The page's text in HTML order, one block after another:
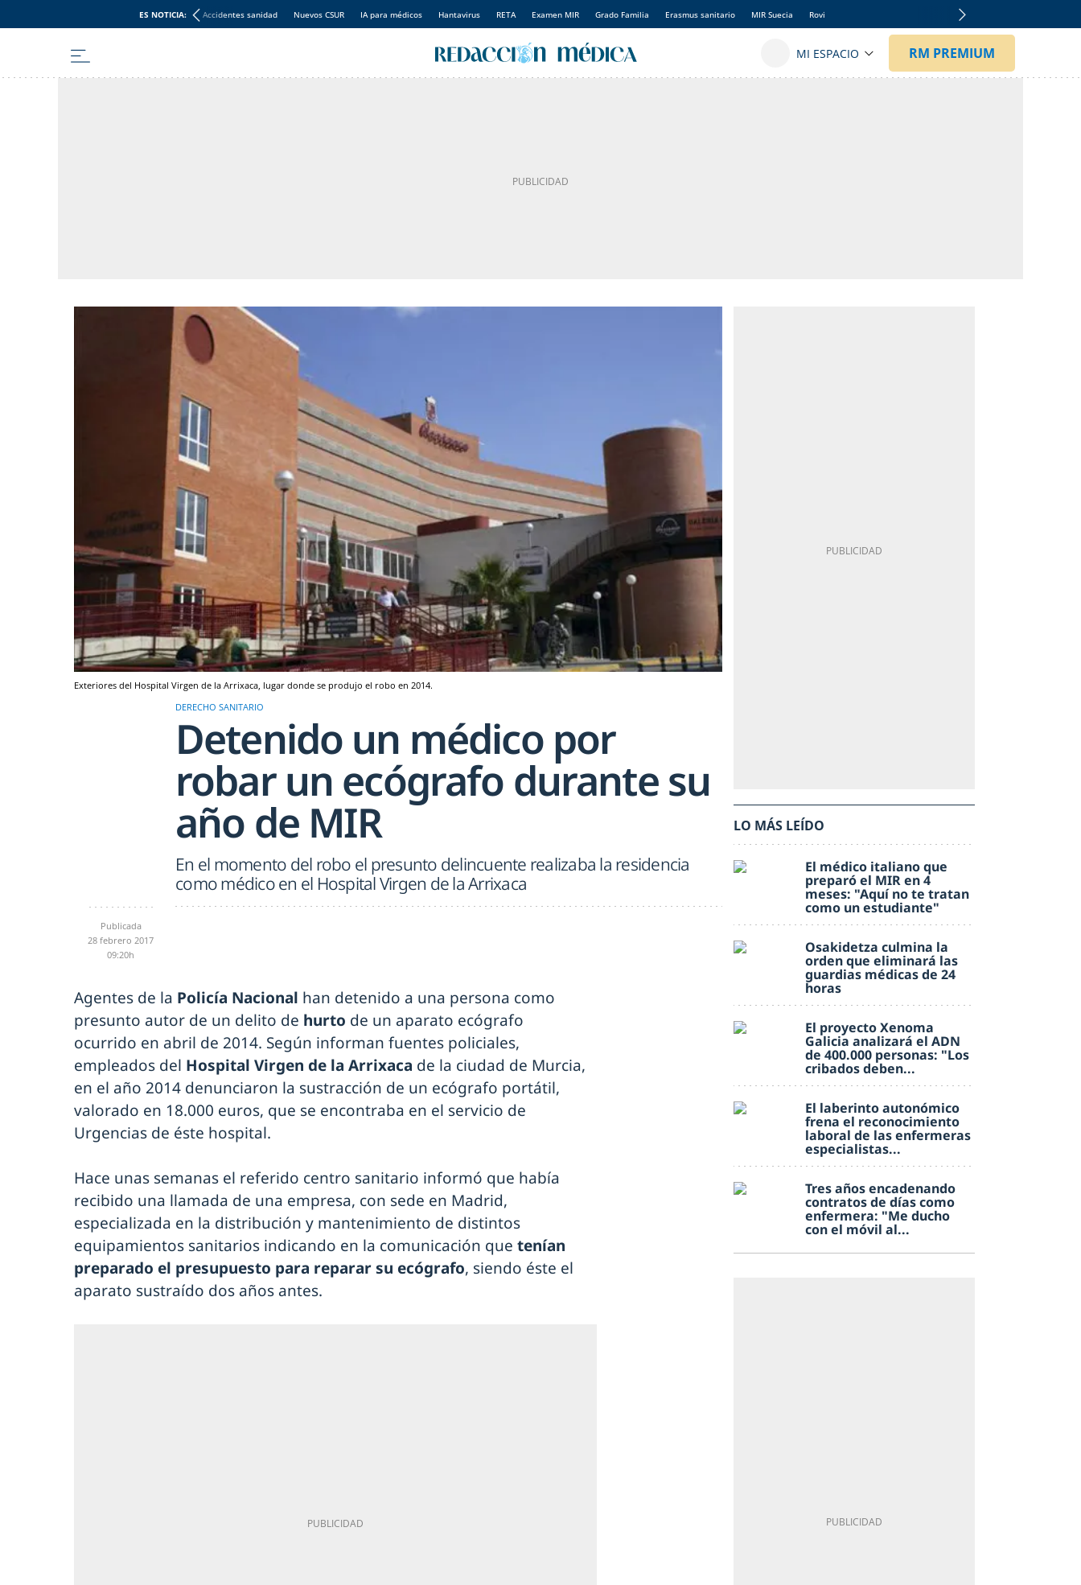
ES NOTICIA: Accidentes sanidad Nuevos CSUR IA para médicos Hantavirus RETA Examen MIR Grado Familia Erasmus sanitario MIR Suecia Rovi
Exteriores del Hospital Virgen de la Arrixaca, lugar donde se produjo el robo en 2014.
DERECHO SANITARIO
Detenido un médico por
robar un ecógrafo durante su
año de MIR
En el momento del robo el presunto delincuente realizaba la residencia
como médico en el Hospital Virgen de la Arrixaca
Publicada
28 febrero 2017
09:20h
Agentes de la Policía Nacional han detenido a una persona como
presunto autor de un delito de hurto de un aparato ecógrafo
ocurrido en abril de 2014. Según informan fuentes policiales,
empleados del Hospital Virgen de la Arrixaca de la ciudad de Murcia,
en el año 2014 denunciaron la sustracción de un ecógrafo portátil,
valorado en 18.000 euros, que se encontraba en el servicio de
Urgencias de éste hospital.
Hace unas semanas el referido centro sanitario informó que había
recibido una llamada de una empresa, con sede en Madrid,
especializada en la distribución y mantenimiento de distintos
equipamientos sanitarios indicando en la comunicación que tenían
preparado el presupuesto para reparar su ecógrafo, siendo éste el
aparato sustraído dos años antes.
LO MÁS LEÍDO
El médico italiano que
preparó el MIR en 4
meses: "Aquí no te tratan
como un estudiante"
Osakidetza culmina la
orden que eliminará las
guardias médicas de 24
horas
El proyecto Xenoma
Galicia analizará el ADN
de 400.000 personas: "Los
cribados deben...
El laberinto autonómico
frena el reconocimiento
laboral de las enfermeras
especialistas...
Tres años encadenando
contratos de días como
enfermera: "Me ducho
con el móvil al...